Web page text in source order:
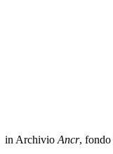
in Archivio Ancr, fondo